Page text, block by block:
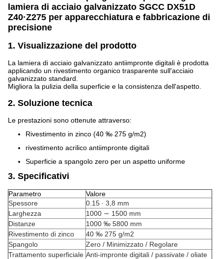
lamiera di acciaio galvanizzato SGCC DX51D
Z40·Z275 per apparecchiatura e fabbricazione di
precisione
1. Visualizzazione del prodotto
La lamiera di acciaio galvanizzato antiimpronte digitali è prodotta
applicando un rivestimento organico trasparente sull'acciaio
galvanizzato standard.
Migliora la pulizia della superficie e la consistenza dell'aspetto.
2. Soluzione tecnica
Le prestazioni sono ottenute attraverso:
Rivestimento in zinco (40 ‰ 275 g/m2)
rivestimento acrilico antiimpronte digitali
Superficie a spangolo zero per un aspetto uniforme
3. Specificativi
Parametro
Valore
Spessore
0.15 ∙ 3,8 mm
Larghezza
1000 ∼ 1500 mm
Distanze
1000 ‰ 5800 mm
Rivestimento di zinco
40 ‰ 275 g/m2
Spangolo
Zero / Minimizzato / Regolare
Trattamento superficiale Anti-impronte digitali / passivate / oliate